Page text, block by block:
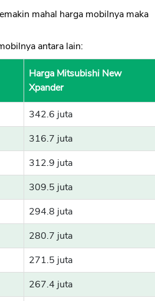
mahal harga mobilnya maka
antara lain:
Harga Mitsubishi New
Xpander
342.6 juta
316.7 juta
312.9 juta
309.5 juta
294.8 juta
280.7 juta
271.5 juta
267.4 juta